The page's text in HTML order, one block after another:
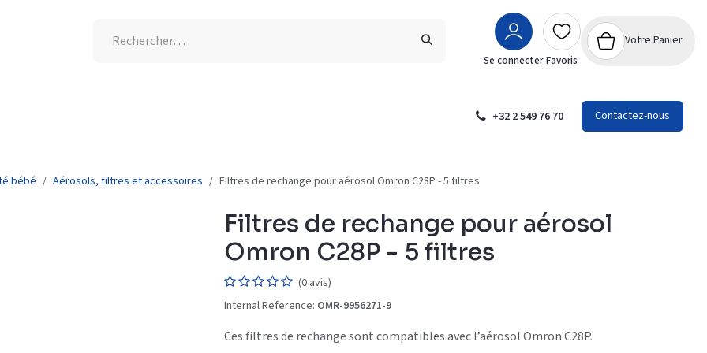
Se connecter Favoris
Votre Panier
+32 2 549 76 70 Contactez-nous
bébé Aérosols, filtres et accessoires Filtres de rechange pour aérosol Omron C28P - 5 filtres
Filtres de rechange pour aérosol
Omron C28P - 5 filtres
(0 avis)
Internal Reference: OMR-9956271-9
Ces filtres de rechange sont compatibles avec l’aérosol Omron C28P.